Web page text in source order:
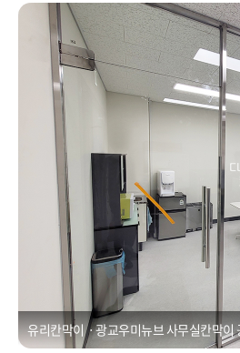
유리칸막이ㆍ광교우미뉴브 사무실칸막이
Posted on2021년 1월 1일by
유리칸막이ㆍ광교우미뉴브 사무실칸막